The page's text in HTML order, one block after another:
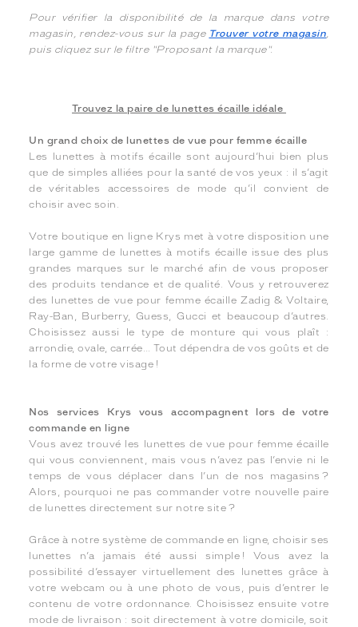
Pour vérifier la disponibilité de la marque dans votre
magasin, rendez-vous sur la page Trouver votre magasin,
puis cliquez sur le filtre "Proposant la marque".
Trouvez la paire de lunettes écaille idéale
Un grand choix de lunettes de vue pour femme écaille
Les lunettes à motifs écaille sont aujourd’hui bien plus
que de simples alliées pour la santé de vos yeux : il s’agit
de véritables accessoires de mode qu’il convient de
choisir avec soin.
Votre boutique en ligne Krys met à votre disposition une
large gamme de lunettes à motifs écaille issue des plus
grandes marques sur le marché afin de vous proposer
des produits tendance et de qualité. Vous y retrouverez
des lunettes de vue pour femme écaille Zadig & Voltaire,
Ray-Ban, Burberry, Guess, Gucci et beaucoup d’autres.
Choisissez aussi le type de monture qui vous plaît :
arrondie, ovale, carrée… Tout dépendra de vos goûts et de
la forme de votre visage !
Nos services Krys vous accompagnent lors de votre
commande en ligne
Vous avez trouvé les lunettes de vue pour femme écaille
qui vous conviennent, mais vous n’avez pas l’envie ni le
temps de vous déplacer dans l’un de nos magasins ?
Alors, pourquoi ne pas commander votre nouvelle paire
de lunettes directement sur notre site ?
Grâce à notre système de commande en ligne, choisir ses
lunettes n’a jamais été aussi simple ! Vous avez la
possibilité d’essayer virtuellement des lunettes grâce à
votre webcam ou à une photo de vous, puis d’entrer le
contenu de votre ordonnance. Choisissez ensuite votre
mode de livraison : soit directement à votre domicile, soit